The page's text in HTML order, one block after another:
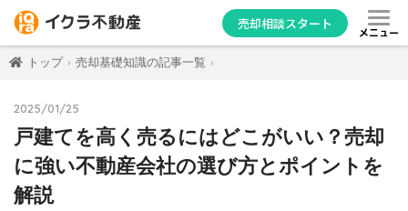
売却相談スタート
メニュー
トップ 売却基礎知識の記事一覧
2025/01/25
戸建てを高く売るにはどこがいい？売却
に強い不動産会社の選び方とポイントを
解説